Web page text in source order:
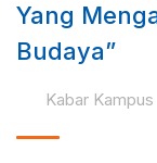
Yang
Budaya”
Kabar Kampus